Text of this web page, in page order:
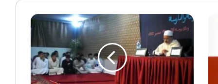
العلوم
الشرعية
بين
المدارسة
والممارسة
(3)